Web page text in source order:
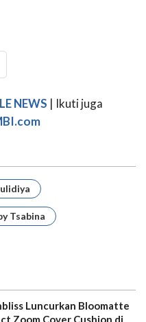
NEWS | Ikuti juga
Tsabina
Luncurkan Bloomatte
Zoom Cover Cushion di